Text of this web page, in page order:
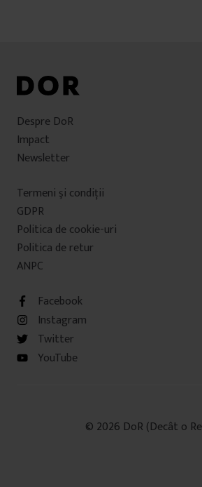
Despre DoR
Impact
Newsletter
Termeni şi condiţii
GDPR
Politica de cookie-uri
Politica de retur
ANPC
Facebook
Instagram
Twitter
YouTube
© 2026 DoR (Decât o